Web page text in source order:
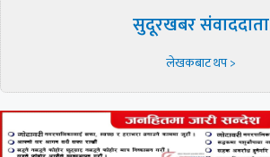
सुदूरखबर संवाददाता
लेखकबाट थप >